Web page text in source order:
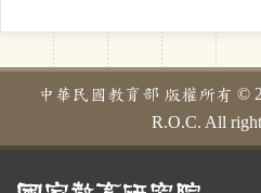
中華民國教育部 版權所有 ©
R.O.C. All